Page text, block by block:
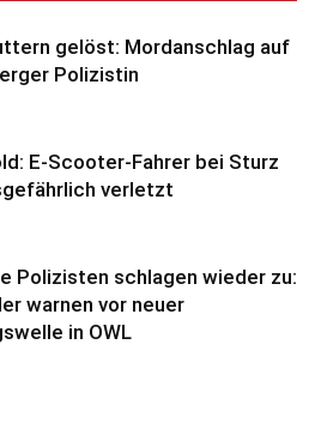
gelöst: Mordanschlag auf
Polizistin
E-Scooter-Fahrer bei Sturz
verletzt
Polizisten schlagen wieder zu:
warnen vor neuer
in OWL